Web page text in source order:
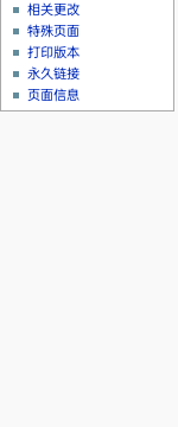
相关更改
特殊页面
打印版本
永久链接
页面信息